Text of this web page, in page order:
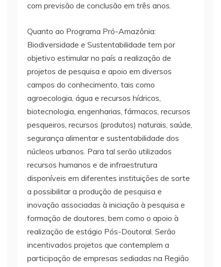
com previsão de conclusão em três anos.
Quanto ao Programa Pró-Amazônia:
Biodiversidade e Sustentabilidade tem por
objetivo estimular no país a realização de
projetos de pesquisa e apoio em diversos
campos do conhecimento, tais como
agroecologia, água e recursos hídricos,
biotecnologia, engenharias, fármacos, recursos
pesqueiros, recursos (produtos) naturais, saúde,
segurança alimentar e sustentabilidade dos
núcleos urbanos. Para tal serão utilizados
recursos humanos e de infraestrutura
disponíveis em diferentes instituições de sorte
a possibilitar a produção de pesquisa e
inovação associadas à iniciação à pesquisa e
formação de doutores, bem como o apoio à
realização de estágio Pós-Doutoral. Serão
incentivados projetos que contemplem a
participação de empresas sediadas na Região